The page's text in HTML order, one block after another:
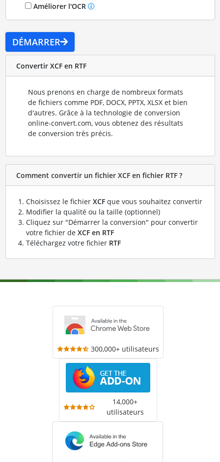
Améliorer l'OCR
DÉMARRER
Convertir XCF en RTF
Nous prenons en charge de nombreux formats
de fichiers comme PDF, DOCX, PPTX, XLSX et bien
d'autres. Grâce à la technologie de conversion
online-convert.com, vous obtenez des résultats
de conversion très précis.
Comment convertir un fichier XCF en fichier RTF ?
Choisissez le fichier XCFque vous souhaitez convertir
Modifier la qualité ou la taille (optionnel)
Cliquez sur "Démarrer la conversion" pour convertir
votre fichier de XCF en RTF
Téléchargez votre fichier RTF
300,000+ utilisateurs
14,000+
utilisateurs